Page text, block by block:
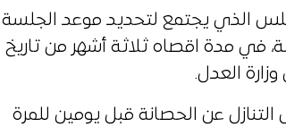
الذي يجتمع لتحديد موعد الجلسة
في مدة اقصاه ثلاثة أشهر من تاريخ
العدل.
عن الحصانة قبل يومين للمرة